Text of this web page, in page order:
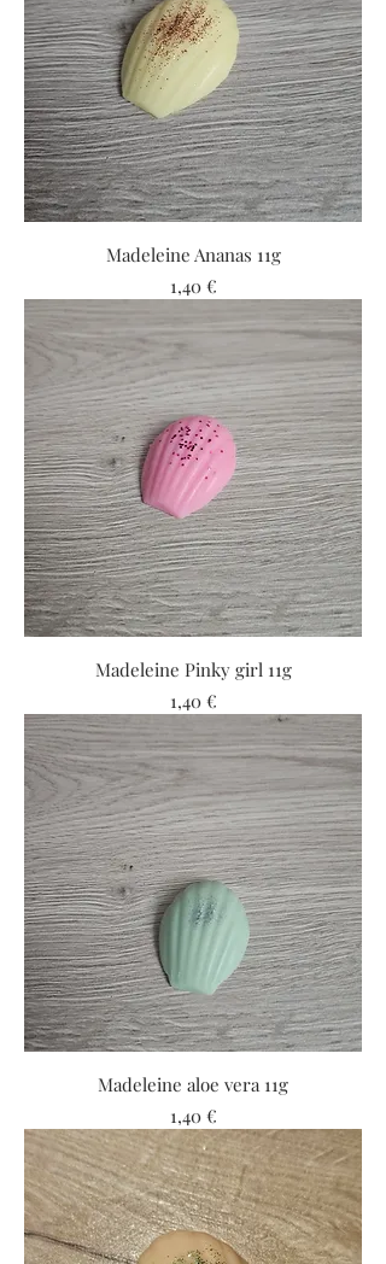
Madeleine Ananas 11g
Prix
1,40 €
Madeleine Pinky girl 11g
Prix
1,40 €
Madeleine aloe vera 11g
Prix
1,40 €